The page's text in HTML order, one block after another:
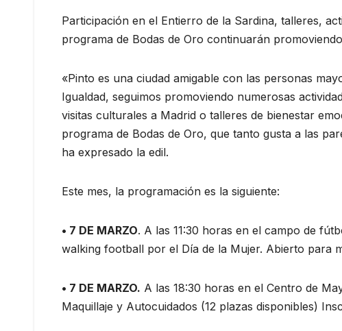
Participación en el Entierro de la Sardina, talleres,
programa de Bodas de Oro continuarán
«Pinto es una ciudad amigable con las personas
Igualdad, seguimos promoviendo numerosas
visitas culturales a Madrid o talleres de bienestar
programa de Bodas de Oro, que tanto gusta a las
ha expresado la edil.
Este mes, la programación es la siguiente:
• 7 DE MARZO. A las 11:30 horas en el campo de
walking football por el Día de la Mujer. Abierto para
• 7 DE MARZO. A las 18:30 horas en el Centro de
Maquillaje y Autocuidados (12 plazas disponibles)